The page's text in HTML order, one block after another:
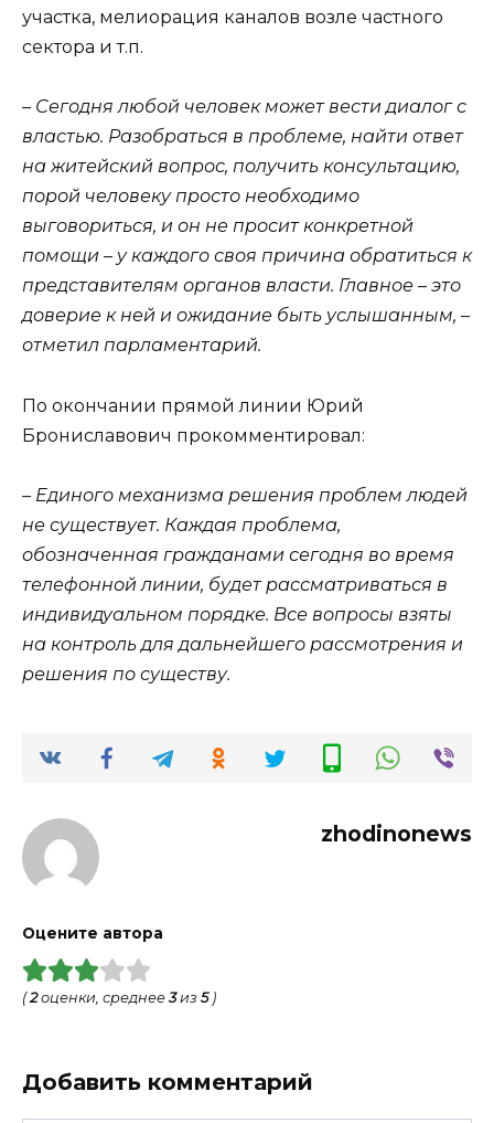
участка, мелиорация каналов возле частного
сектора и т.п.
– Сегодня любой человек может вести диалог с
властью. Разобраться в проблеме, найти ответ
на житейский вопрос, получить консультацию,
порой человеку просто необходимо
выговориться, и он не просит конкретной
помощи – у каждого своя причина обратиться к
представителям органов власти. Главное – это
доверие к ней и ожидание быть услышанным, –
отметил парламентарий.
По окончании прямой линии Юрий
Брониславович прокомментировал:
– Единого механизма решения проблем людей
не существует. Каждая проблема,
обозначенная гражданами сегодня во время
телефонной линии, будет рассматриваться в
индивидуальном порядке. Все вопросы взяты
на контроль для дальнейшего рассмотрения и
решения по существу.
zhodinonews
Оцените автора
(2оценки, среднее3из 5)
Добавить комментарий